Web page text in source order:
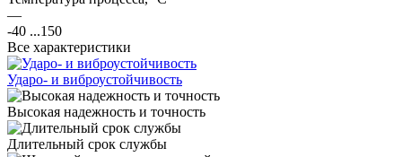
—
-40 ...150
Все характеристики
Ударо- и виброустойчивость
Высокая надежность и точность
Длительный срок службы